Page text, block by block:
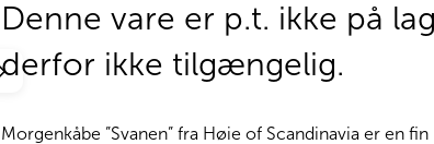
Morgenkåbe ”Svanen” fra Høie of Scandinavia er en fin
Denne vare er p.t. ikke på
derfor ikke tilgængelig.